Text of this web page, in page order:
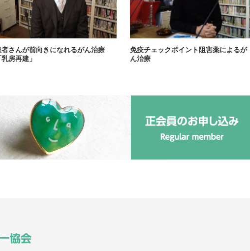
者さんが前向きになれるがん治療
乳房再建」
免疫チェックポイント阻害薬によるが
ん治療